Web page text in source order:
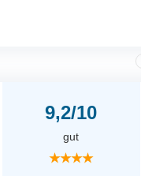
9,2/10
gut
★★★★